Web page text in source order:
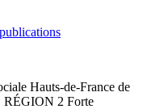
Hauts-de-France de
2 Forte